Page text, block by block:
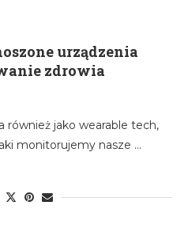
urządzenia
zdrowia
również jako wearable tech,
monitorujemy nasze …